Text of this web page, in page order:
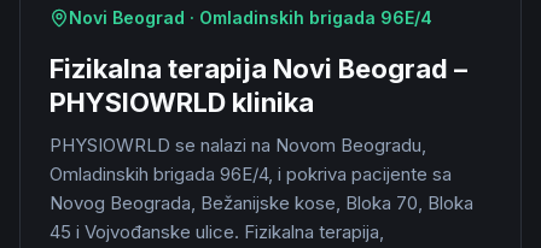
Novi Beograd · Omladinskih brigada 96E/4
Fizikalna terapija Novi Beograd –
PHYSIOWRLD klinika
PHYSIOWRLD se nalazi na Novom Beogradu,
Omladinskih brigada 96E/4, i pokriva pacijente sa
Novog Beograda, Bežanijske kose, Bloka 70, Bloka
45 i Vojvođanske ulice. Fizikalna terapija,